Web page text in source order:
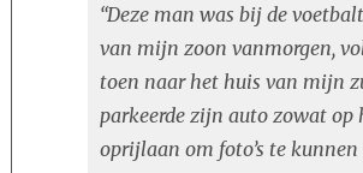
“Deze man was bij de
van mijn zoon vanmorgen,
toen naar het huis van mijn
parkeerde zijn auto zowat op
oprijlaan om foto’s te kunnen